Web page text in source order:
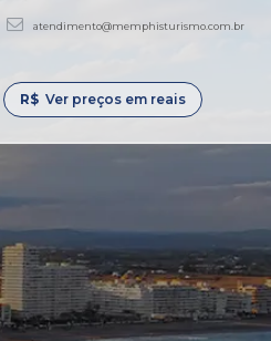
atendimento@memphisturismo.com.br
R$ Ver preços em reais